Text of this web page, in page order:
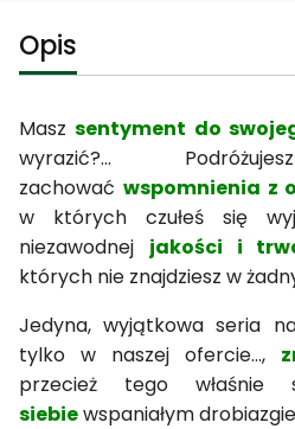
Opis
Maszsentyment do
wyrazić?...
zachować wspomnienia z
w których czułeś się
niezawodnej jakości i
których nie znajdziesz w
Jedyna, wyjątkowa seria
tylko w naszej ofercie...,
przecież tego właśnie
siebiewspaniałym